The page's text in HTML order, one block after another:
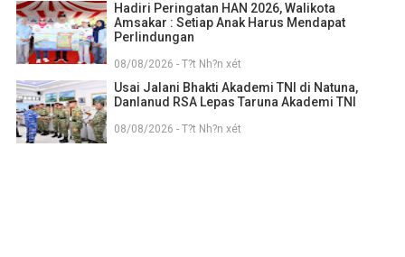
Hadiri Peringatan HAN 2026, Walikota
Amsakar : Setiap Anak Harus Mendapat
Perlindungan
08/08/2026 - T?t Nh?n xét
Usai Jalani Bhakti Akademi TNI di Natuna,
Danlanud RSA Lepas Taruna Akademi TNI
08/08/2026 - T?t Nh?n xét